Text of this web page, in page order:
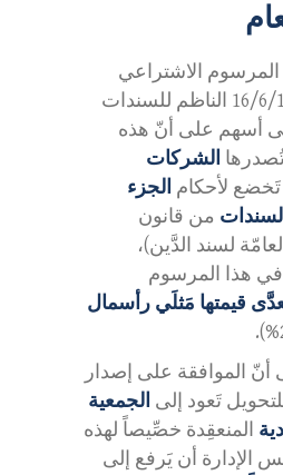
الاشتراعي
رقم 54 تاريخ 16/6/1977 الناظم للسندات
أسهم على أنّ هذه
الشركات
لأحكام الجزء
من قانون
لسند الدَّين)،
في هذا المرسوم
قيمتها مَثلَي رأسمال
أنّ الموافقة على إصدار
تَعود إلى الجمعية
المنعقِدة خصِّيصاً لهذه
الإدارة أن يَرفع إلى